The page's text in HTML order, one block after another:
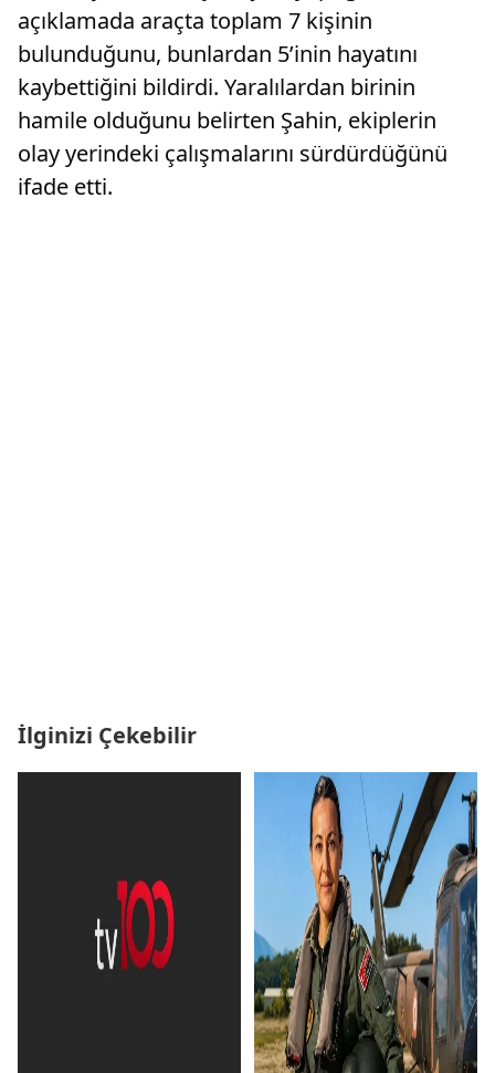
açıklamada araçta toplam 7 kişinin
bulunduğunu, bunlardan 5’inin hayatını
kaybettiğini bildirdi. Yaralılardan birinin
hamile olduğunu belirten Şahin, ekiplerin
olay yerindeki çalışmalarını sürdürdüğünü
ifade etti.
İlginizi Çekebilir